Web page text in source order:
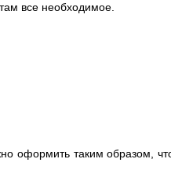
все необходимое.
оформить таким образом,